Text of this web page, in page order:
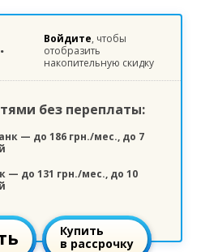
Войдите, чтобы
отобразить
накопительную скидку
без переплаты:
— до 186 грн./мес., до 7
— до 131 грн./мес., до 10
Купить
в рассрочку